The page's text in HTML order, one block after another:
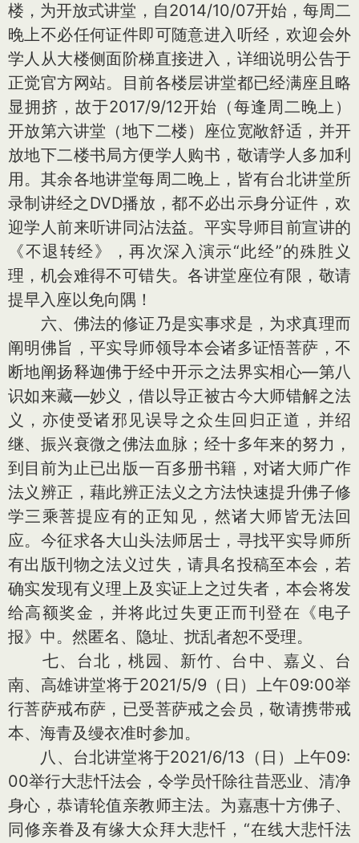
楼，为开放式讲堂，自2014/10/07开始，每周二
晚上不必任何证件即可随意进入听经，欢迎会外
学人从大楼侧面阶梯直接进入，详细说明公告于
正觉官方网站。目前各楼层讲堂都已经满座且略
显拥挤，故于2017/9/12开始（每逢周二晚上）
开放第六讲堂（地下二楼）座位宽敞舒适，并开
放地下二楼书局方便学人购书，敬请学人多加利
用。其余各地讲堂每周二晚上，皆有台北讲堂所
录制讲经之DVD播放，都不必出示身分证件，欢
迎学人前来听讲同沾法益。平实导师目前宣讲的
《不退转经》，再次深入演示“此经”的殊胜义
理，机会难得不可错失。各讲堂座位有限，敬请
提早入座以免向隅！
六、佛法的修证乃是实事求是，为求真理而
阐明佛旨，平实导师领导本会诸多证悟菩萨，不
断地阐扬释迦佛于经中开示之法界实相心—第八
识如来藏—妙义，借以导正被古今大师错解之法
义，亦使受诸邪见误导之众生回归正道，并绍
继、振兴衰微之佛法血脉；经十多年来的努力，
到目前为止已出版一百多册书籍，对诸大师广作
法义辨正，藉此辨正法义之方法快速提升佛子修
学三乘菩提应有的正知见，然诸大师皆无法回
应。今征求各大山头法师居士，寻找平实导师所
有出版刊物之法义过失，请具名投稿至本会，若
确实发现有义理上及实证上之过失者，本会将发
给高额奖金，并将此过失更正而刊登在《电子
报》中。然匿名、隐址、扰乱者恕不受理。
七、台北，桃园、新竹、台中、嘉义、台
南、高雄讲堂将于2021/5/9（日）上午09:00举
行菩萨戒布萨，已受菩萨戒之会员，敬请携带戒
本、海青及缦衣准时参加。
八、台北讲堂将于2021/6/13（日）上午09:
00举行大悲忏法会，令学员忏除往昔恶业、清净
身心，恭请轮值亲教师主法。为嘉惠十方佛子、
同修亲眷及有缘大众拜大悲忏，“在线大悲忏法